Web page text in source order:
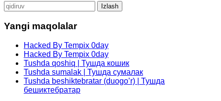
Qidirshish:
Yangi maqolalar
Hacked By Tempix 0day
Hacked By Tempix 0day
Tushda qoshiq | Тушда кошик
Tushda sumalak | Тушда сумалак
Tushda beshiktebratar (duogo’r) | Тушда
бешиктебратар